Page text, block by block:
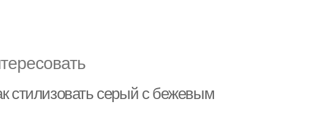
стилизовать серый с бежевым